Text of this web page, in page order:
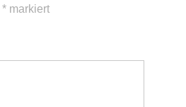
* markiert